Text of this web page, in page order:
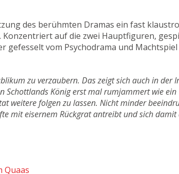
des berühmten Dramas ein fast
auf die zwei Hauptfiguren,
vom Psychodrama und
zu verzaubern. Das zeigt sich auch in der
König erst mal rumjammert wie
weitere folgen zu lassen. Nicht minder
mit eisernem Rückgrat antreibt und sich
Quaas